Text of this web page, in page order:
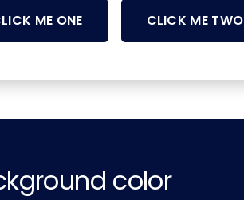
ME ONE CLICK ME TWO
color